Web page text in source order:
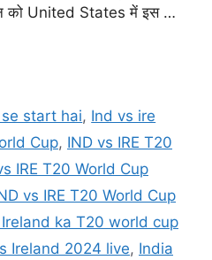
को United States में इस …
start hai, Ind vs ire
Cup, IND vs IRE T20
IRE T20 World Cup
vs IRE T20 World Cup
ka T20 world cup
Ireland 2024 live, India